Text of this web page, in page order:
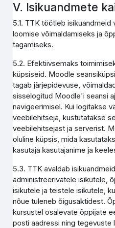
V. Isikuandmete
5.1. TTK töötleb
loomise võimaldamiseks ja
tagamiseks.
5.2. Efektiivsemaks
küpsiseid. Moodle
tagab järjepidevuse,
sisselogitud Moodle'i seansi
navigeerimisel. Kui logitakse
veebilehitseja, kustutatakse
veebilehitsejast ja serverist.
oluline küpsis, mida
kasutaja kasutajanime ja
5.3. TTK avaldab
administreerivatele isikutele,
isikutele ja teistele isikutele,
nõue tuleneb õigusaktidest.
kursustel osalevate õppijate
posti aadressi ning tegevuste